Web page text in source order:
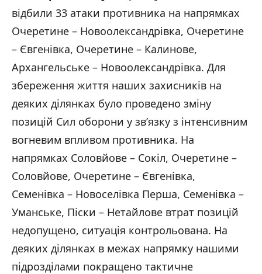
відбили 33 атаки противника на напрямках
Очеретине – Новоолександрівка, Очеретине
– Євгенівка, Очеретине – Калинове,
Архангельське – Новоолександрівка. Для
збереження життя наших захисників на
деяких ділянках було проведено зміну
позицій Сил оборони у звʼязку з інтенсивним
вогневим впливом противника. На
напрямках Соловйове – Сокіл, Очеретине –
Соловйове, Очеретине – Євгенівка,
Семенівка – Новоселівка Перша, Семенівка –
Уманське, Піски – Нетайлове втрат позицій
недопущено, ситуація контрольована. На
деяких ділянках в межах напрямку нашими
підрозділами покращено тактичне